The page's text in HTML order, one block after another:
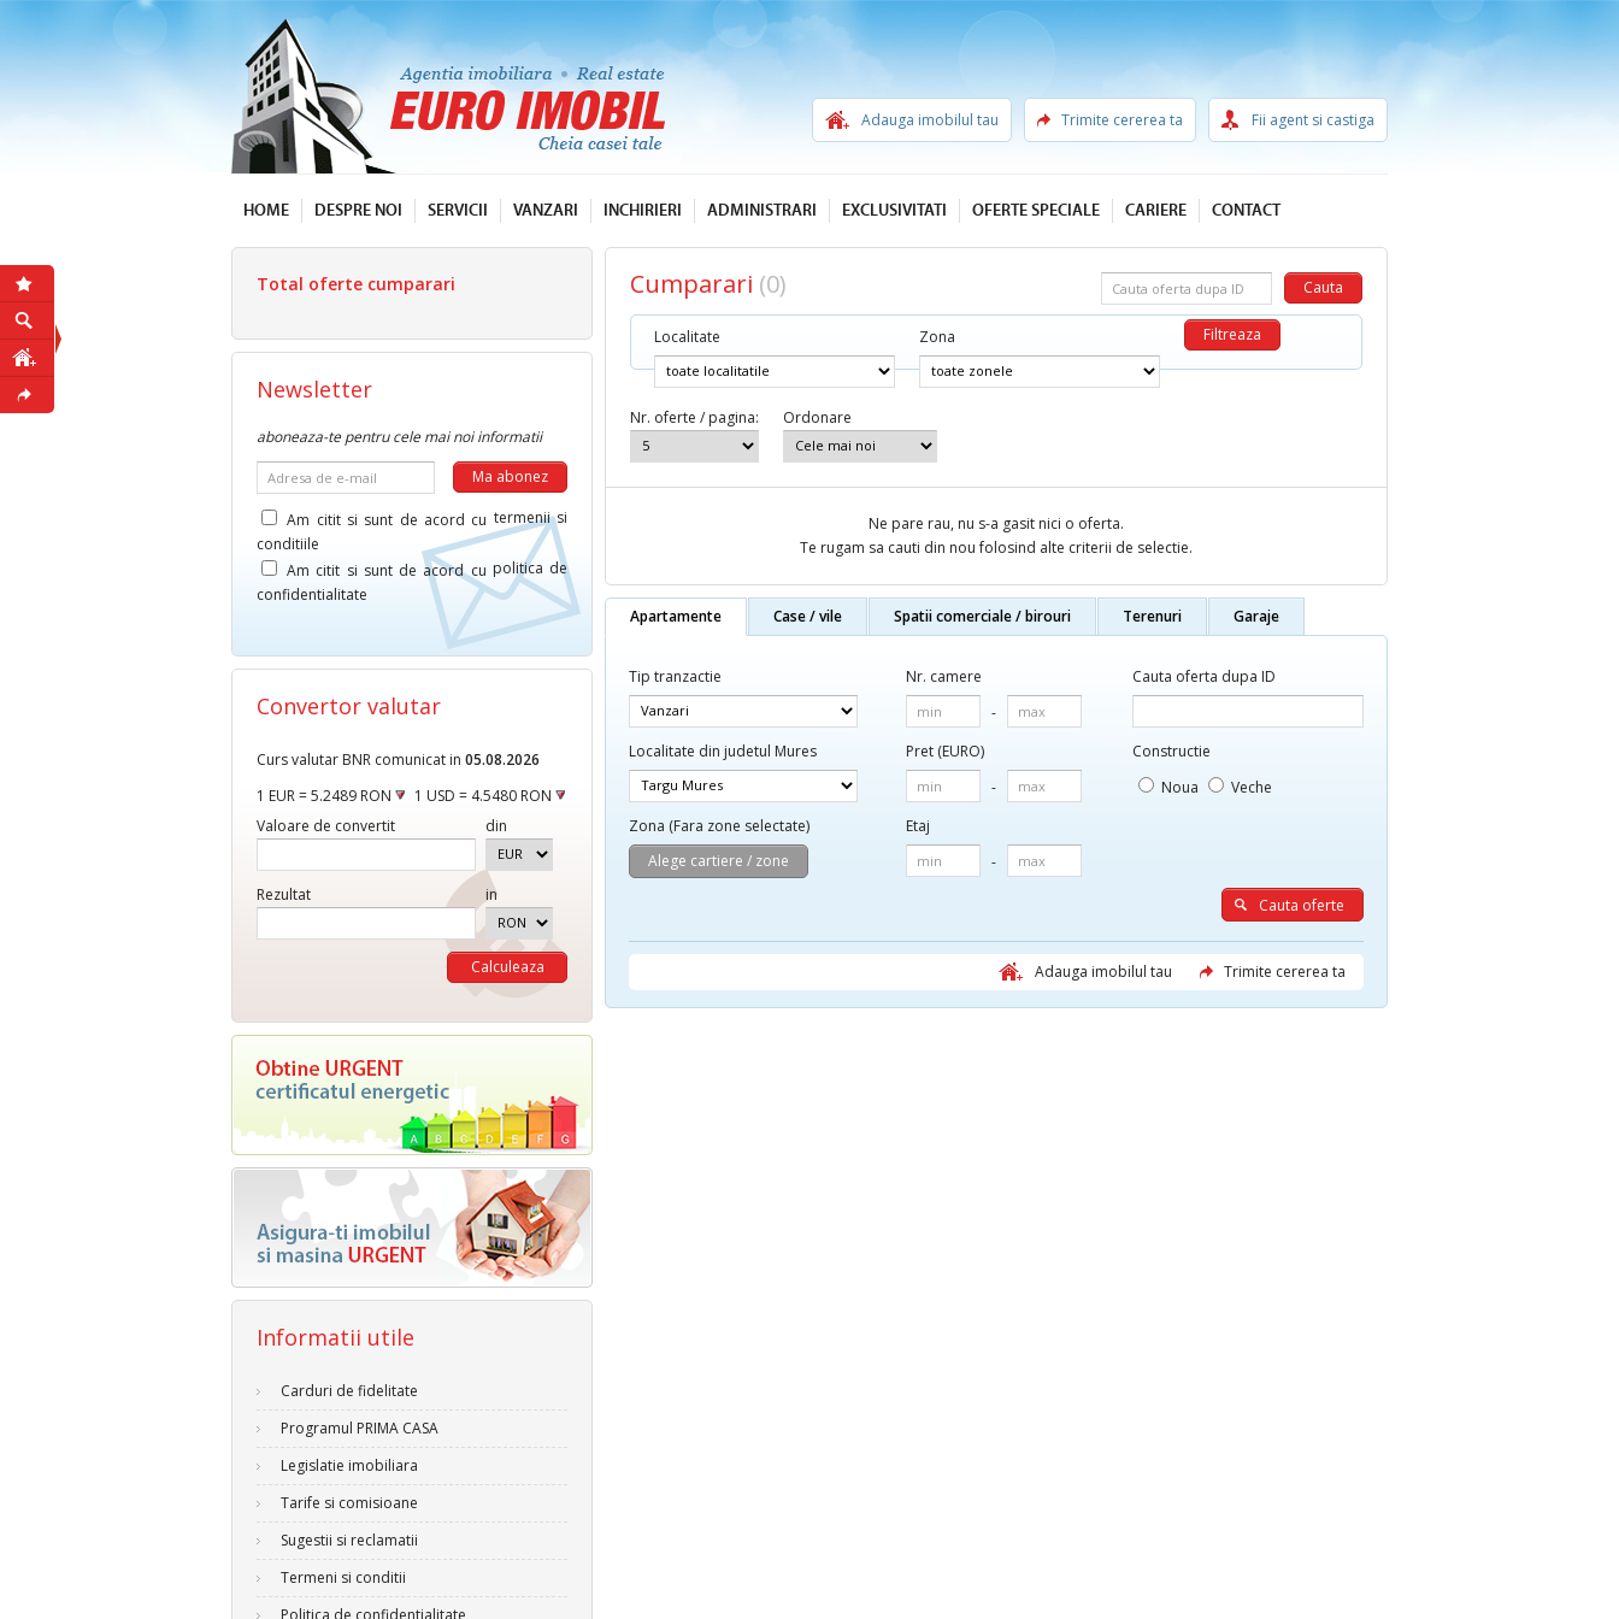
Adauga imobilul tau Trimite cererea ta Fii agent si castiga
HOME DESPRE NOI SERVICII VANZARI INCHIRIERI ADMINISTRARI EXCLUSIVITATI OFERTE SPECIALE CARIERE CONTACT
Total oferte cumparari
Newsletter
aboneaza-te pentru cele mai noi informatii
Adresa de e-mail
Am citit si sunt de acord cu termenii si
conditiile
Am citit si sunt de acord cu politica de
confidentialitate
Convertor valutar
Curs valutar BNR comunicat in 05.08.2026
1 EUR = 5.2489 RON
1 USD = 4.5480 RON
Valoare de convertit
din
Rezultat in
Informatii utile
Carduri de fidelitate
Programul PRIMA CASA
Legislatie imobiliara
Tarife si comisioane
Sugestii si reclamatii
Termeni si conditii
Politica de confidentialitate
Cumparari (0)
Localitate Zona
Nr. oferte / pagina: Ordonare
Cauta oferta dupa ID
Ne pare rau, nu s-a gasit nici o oferta.
Te rugam sa cauti din nou folosind alte criterii de selectie.
Apartamente Case / vile Spatii comerciale / birouri Terenuri Garaje
Tip tranzactie
Localitate din judetul Mures
Zona (Fara zone selectate)
Alege cartiere / zone
Nr. camere
min - max
Pret (EURO)
min - max
Etaj
min - max
Cauta oferta dupa ID
Constructie
Noua
Veche
Adauga imobilul tau Trimite cererea ta